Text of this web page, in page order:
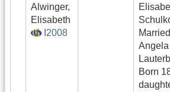
Alwinger,
Elisabeth
I2008
Married
Angela
Born